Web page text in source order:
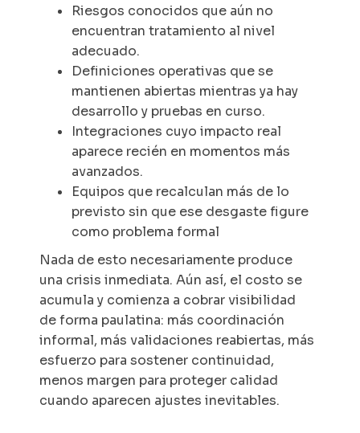
Riesgos conocidos que aún no
encuentran tratamiento al nivel
adecuado.
Definiciones operativas que se
mantienen abiertas mientras ya hay
desarrollo y pruebas en curso.
Integraciones cuyo impacto real
aparece recién en momentos más
avanzados.
Equipos que recalculan más de lo
previsto sin que ese desgaste figure
como problema formal
Nada de esto necesariamente produce
una crisis inmediata. Aún así, el costo se
acumula y comienza a cobrar visibilidad
de forma paulatina: más coordinación
informal, más validaciones reabiertas, más
esfuerzo para sostener continuidad,
menos margen para proteger calidad
cuando aparecen ajustes inevitables.